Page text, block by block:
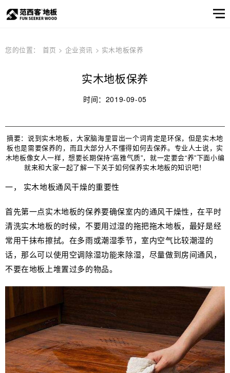
实木地板 实木地热地板
强化地板 产品选样 产品筛选
服务
关于
公司简介 品牌文化
产品选样
范西客风采
邮件联系我们
您的位置： 首页 > 企业资讯 > 实木地板保养
实木地板保养
时间：2019-09-05
摘要：说到实木地板，大家脑海里冒出一个词肯定是环保，但是实木地
板也是需要保养的，而且大部分人不懂得如何去保养。专业人士说，实
木地板像女人一样，想要长期保持“高雅气质”，就一定要会“养”下面小编
就来和大家一起了解一下关于如何保养实木地板的知识吧！
一， 实木地板通风干燥的重要性
首先第一点实木地板的保养要确保室内的通风干燥性，在平时
清洗实木地板的时候，不要用过湿的拖把拖木地板，最好是经
常用干抹布擦拭。在多雨或潮湿季节，室内空气比较潮湿的
话，那么可以使用空调除湿功能来除湿，尽量做到房间通风，
不要在地板上堆置过多的物品。